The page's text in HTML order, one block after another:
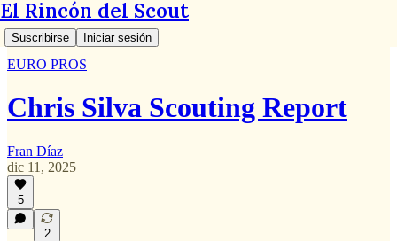
El Rincón del Scout
Suscribirse Iniciar sesión
EURO PROS
Chris Silva Scouting Report
Fran Díaz
dic 11, 2025
5
2